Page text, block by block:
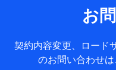
サービス提供等を通じ
基本情報
氏名、電話番号、メ
属性、連絡先、dポイ
お
契約内容変更、ロード
のお問い合わせは